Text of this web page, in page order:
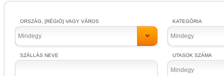
ORSZÁG, [RÉGIÓ] VAGY VÁROS
Mindegy
SZÁLLÁS NEVE
KATEGÓRIA
Mindegy
UTASOK SZÁMA
Mindegy